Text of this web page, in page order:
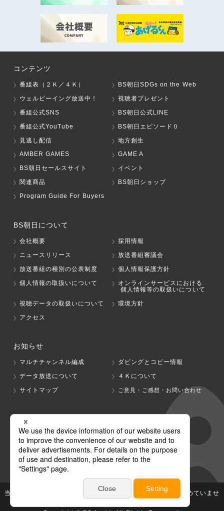
コンテンツ
番組表（２Ｋ／４Ｋ）
BS朝日SDGs on the Web
ウェルビーイング放送中！
視聴者プレゼント
番組公式SNS
BS朝日公式LINE
番組公式YouTube
BS朝日エピソード０
見逃し配信
地方創生
AMBER GAMES
GAME A
BS朝日セールスサイト
イベント
関連商品
BS朝日ショップ
Program Guide For Buyers
BS朝日について
会社概要
採用情報
ニュースリリース
放送番組審議会
放送番組の種別の公表制度
個人情報保護方針
個人情報の取扱いについて
オンラインサービスにおける
個人情報等の取扱いについて
視聴データの取扱いについて
環境方針
アクセス
お知らせ
マルチチャンネル編成
ダビングとコピー情報
データ放送について
４Ｋについて
サイトマップ
ご意見・ご感想・お問い合わせ
グループ会社
テレビ朝日 テレ朝チャンネル
当社が著作権、著作隣接権を有する放送番組等の無断利用は認めていませ
ん。